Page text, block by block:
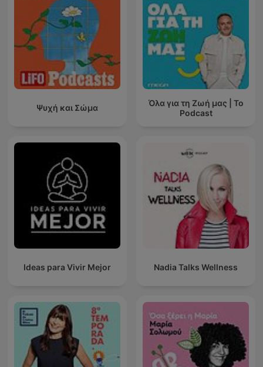
Ψυχή και Σώμα
Όλα για τη Ζωή μας | Το
Podcast
Ideas para Vivir Mejor Nadia Talks Wellness